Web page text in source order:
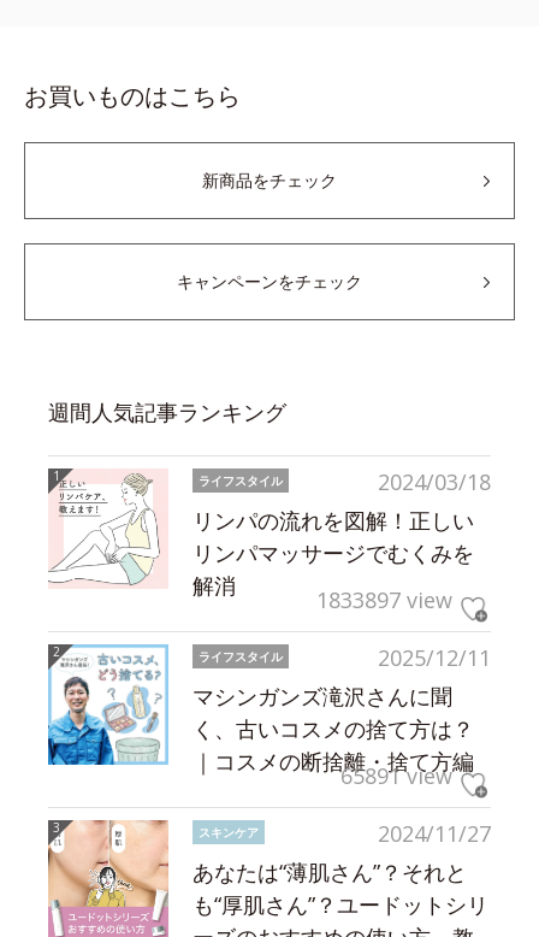
お買いものはこちら
新商品をチェック
キャンペーンをチェック
週間人気記事ランキング
2024/03/18
ライフスタイル
リンパの流れを図解！正しい
リンパマッサージでむくみを
解消
1833897 view
2025/12/11
ライフスタイル
マシンガンズ滝沢さんに聞
く、古いコスメの捨て方は？
｜コスメの断捨離・捨て方編
65891 view
2024/11/27
スキンケア
あなたは“薄肌さん”？それと
も“厚肌さん”？ユードットシリ